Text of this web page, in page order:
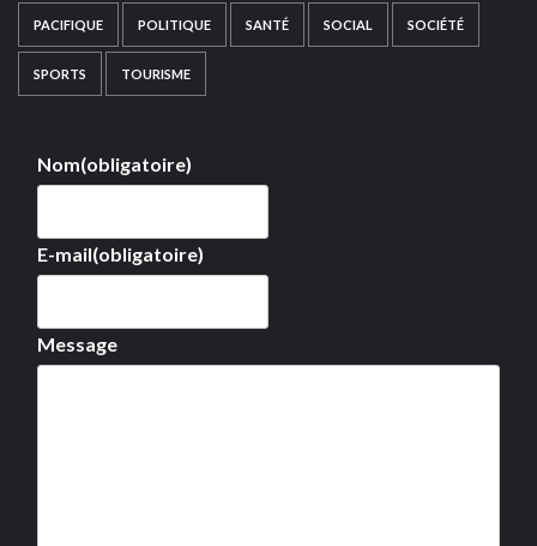
PACIFIQUE POLITIQUE SANTÉ SOCIAL SOCIÉTÉ
SPORTS TOURISME
Nom(obligatoire)
E-mail(obligatoire)
Message